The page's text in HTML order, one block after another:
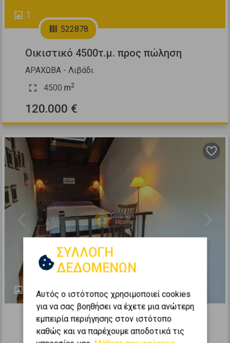
1
522878
Οικιστικό 4500τ.μ. προς πώληση
ΑΡΑΧΩΒΑ - Λιβάδι
4500 m2
120.000 €
Previous Next
444697
Μεζονέτα Εφαπτόμενη 100τ.μ. προς
ΣΥΛΛΟΓΗ
ΔΕΔΟΜΕΝΩΝ
Αυτός ο ιστότοπος χρησιμοποιεί cookies
για να σας βοηθήσει να έχετε μια ανώτερη
εμπειρία περιήγησης στον ιστότοπο
καθώς και να παρέχουμε αποδοτικά τις